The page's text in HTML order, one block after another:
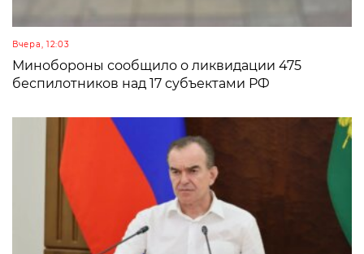
Вчера, 12:03
Минобороны сообщило о ликвидации 475
беспилотников над 17 субъектами РФ